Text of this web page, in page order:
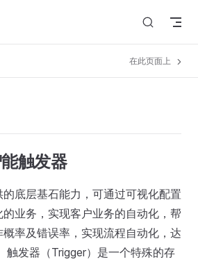
在此页面上
触发器
底层基石能力，可通过可视化配置
业务，实现客户业务的自动化，帮
率及错误率，实现流程自动化，达
触发器（Trigger）是一个特殊的存